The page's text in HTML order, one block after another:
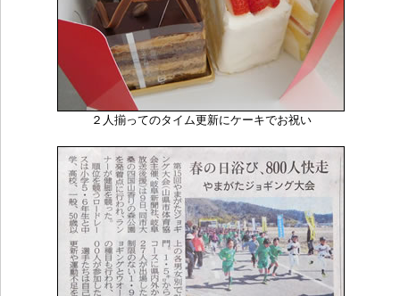
２人揃ってのタイム更新にケーキでお祝い